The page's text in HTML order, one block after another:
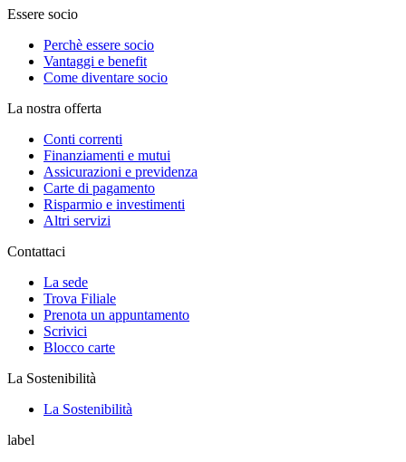
Essere socio
Perchè essere socio
Vantaggi e benefit
Come diventare socio
La nostra offerta
Conti correnti
Finanziamenti e mutui
Assicurazioni e previdenza
Carte di pagamento
Risparmio e investimenti
Altri servizi
Contattaci
La sede
Trova Filiale
Prenota un appuntamento
Scrivici
Blocco carte
La Sostenibilità
La Sostenibilità
label